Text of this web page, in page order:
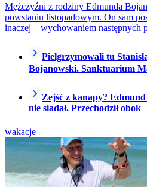
Mężczyźni z rodziny Edmunda
powstaniu listopadowym. On sam
inaczej – wychowaniem następnych
Pielgrzymowali tu
Bojanowski. Sanktuarium
Zejść z kanapy?
nie siadał. Przechodził obok
wakacje